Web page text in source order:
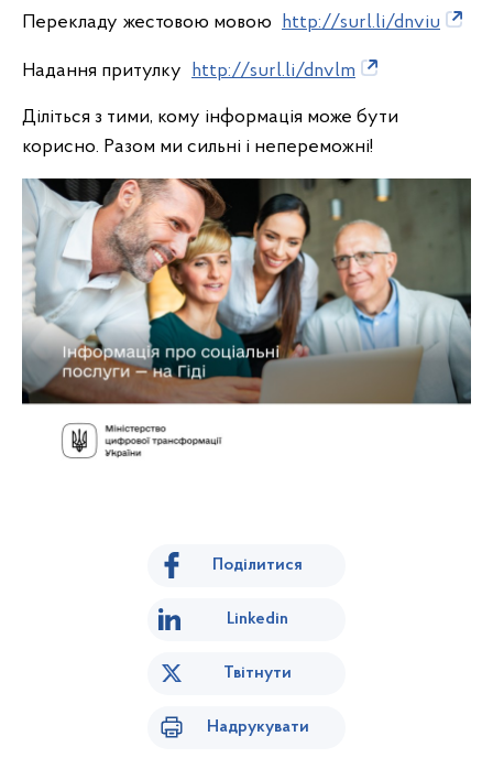
Перекладу жестовою мовою http://surl.li/dnviu
Надання притулку http://surl.li/dnvlm
Діліться з тими, кому інформація може бути
корисно. Разом ми сильні і непереможні!
Поділитися
Linkedin
Твітнути
Надрукувати